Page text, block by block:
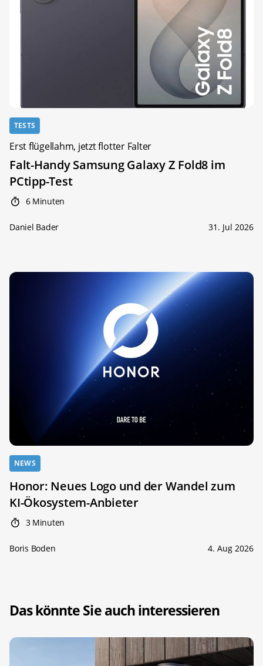
TESTS
Erst flügellahm, jetzt flotter Falter
Falt-Handy Samsung Galaxy Z Fold8 im
PCtipp-Test
6 Minuten
Daniel Bader 31. Jul 2026
NEWS
Honor: Neues Logo und der Wandel zum
KI-Ökosystem-Anbieter
3 Minuten
Boris Boden 4. Aug 2026
Das könnte Sie auch interessieren